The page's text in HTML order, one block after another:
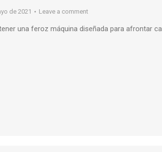
de 2021 Leave a comment
una feroz máquina diseñada para afrontar